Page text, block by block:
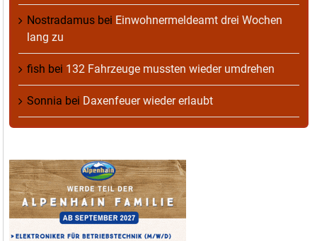
Nostradamus bei Einwohnermeldeamt drei Wochen
lang zu
fish bei 132 Fahrzeuge mussten wieder umdrehen
Sonnia bei Daxenfeuer wieder erlaubt